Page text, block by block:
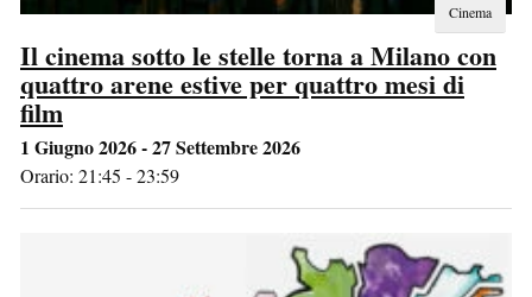
Cinema
Il cinema sotto le stelle torna a Milano con
quattro arene estive per quattro mesi di
film
1 Giugno 2026 - 27 Settembre 2026
Orario: 21:45 - 23:59